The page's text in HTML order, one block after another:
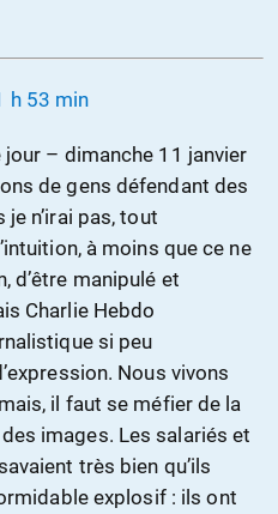
h 53 min
jour – dimanche 11 janvier
de gens défendant des
n’irai pas, tout
à moins que ce ne
d’être manipulé et
Charlie Hebdo
si peu
Nous vivons
il faut se méfier de la
images. Les salariés et
très bien qu’ils
explosif : ils ont